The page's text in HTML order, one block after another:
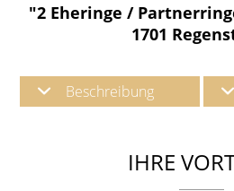
"2 Eheringe /
1701
Beschreibung
IHRE